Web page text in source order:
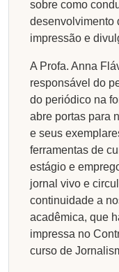
sobre como
desenvolvimento
impressão e
A Profa. Anna
responsável do
do periódico na
abre portas para
e seus
ferramentas de
estágio e
jornal vivo e
continuidade a
acadêmica, que
impressa no
curso de